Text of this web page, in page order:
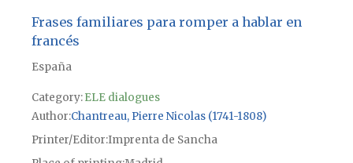
Frases familiares para romper a hablar en
francés
España
Category:ELE dialogues
Author Chantreau, Pierre Nicolas (1741-1808)
Printer/Editor Imprenta de Sancha